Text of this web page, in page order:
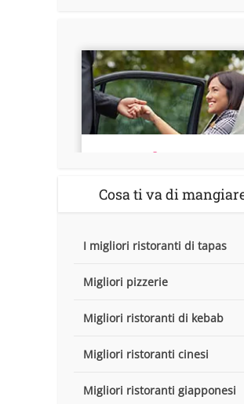
Cosa ti va di
I migliori ristoranti di tapas
Migliori pizzerie
Migliori ristoranti di kebab
Migliori ristoranti cinesi
Migliori ristoranti giapponesi